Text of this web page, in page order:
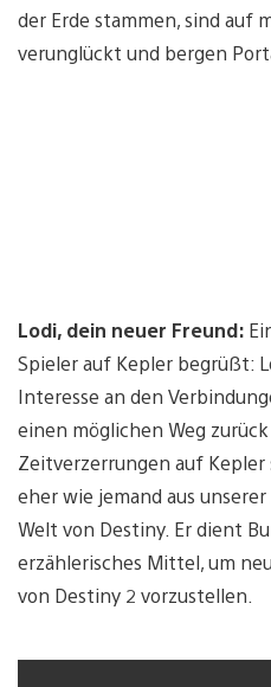
der Erde stammen, sind auf
verunglückt und bergen
Lodi, dein neuer Freund:
Spieler auf Kepler begrüßt:
Interesse an den
einen möglichen Weg
Zeitverzerrungen auf
eher wie jemand aus
Welt von Destiny. Er dient
erzählerisches Mittel, um
von Destiny 2 vorzustellen.